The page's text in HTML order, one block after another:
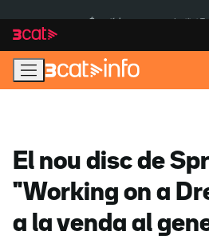
navegació
principal
contingut
El nou disc de
"Working on a
a la venda al